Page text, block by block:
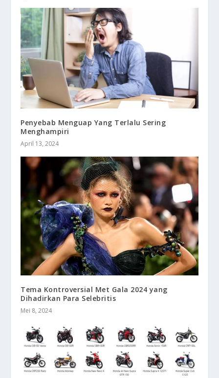
Penyebab Menguap Yang Terlalu Sering
Menghampiri
April 13, 2024
Tema Kontroversial Met Gala 2024 yang
Dihadirkan Para Selebritis
Mei 8, 2024